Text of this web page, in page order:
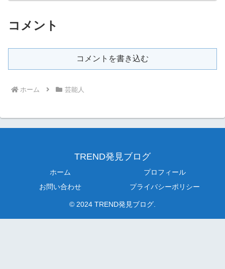
コメント
コメントを書き込む
ホーム 芸能人
TREND発見ブログ
ホーム
プロフィール
お問い合わせ
プライバシーポリシー
© 2024 TREND発見ブログ.